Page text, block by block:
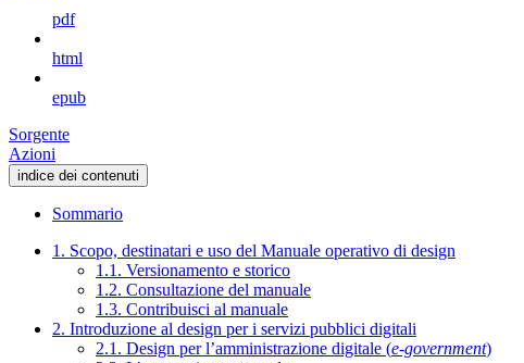
pdf
html
epub
Sorgente
Azioni
indice dei contenuti
Sommario
1. Scopo, destinatari e uso del Manuale operativo di design
1.1. Versionamento e storico
1.2. Consultazione del manuale
1.3. Contribuisci al manuale
2. Introduzione al design per i servizi pubblici digitali
2.1. Design per l’amministrazione digitale (e-government)